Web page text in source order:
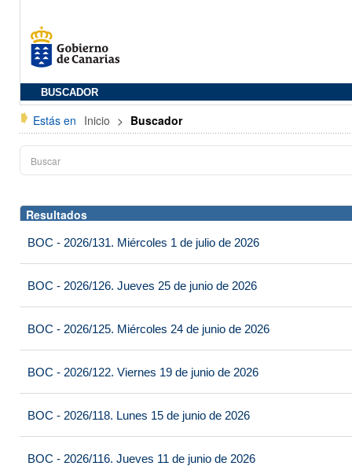
BUSCADOR
Estás en Inicio > Buscador
Resultados
BOC - 2026/131. Miércoles 1 de julio de 2026
BOC - 2026/126. Jueves 25 de junio de 2026
BOC - 2026/125. Miércoles 24 de junio de 2026
BOC - 2026/122. Viernes 19 de junio de 2026
BOC - 2026/118. Lunes 15 de junio de 2026
BOC - 2026/116. Jueves 11 de junio de 2026